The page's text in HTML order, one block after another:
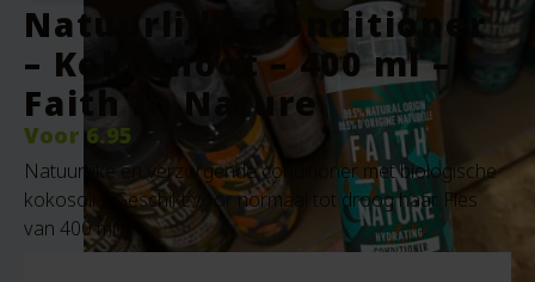
Natuurlijke Conditioner
– Kokosnoot – 400 ml –
Faith In Nature
Voor 6.95
Natuurlijke en verzorgende conditioner met biologische
kokosolie. Geschikt voor normaal tot droog haar. Fles
van 400 ml.